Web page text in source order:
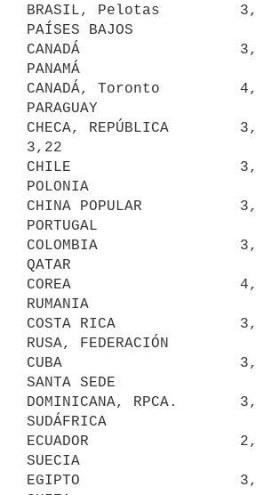
BRASIL, Pelotas
PAÍSES BAJOS
CANADÁ
PANAMÁ
CANADÁ, Toronto
PARAGUAY
CHECA, REPÚBLICA
3,22
CHILE
POLONIA
CHINA POPULAR
PORTUGAL
COLOMBIA
QATAR
COREA
RUMANIA
COSTA RICA
RUSA, FEDERACIÓN
CUBA
SANTA SEDE
DOMINICANA, RPCA.
SUDÁFRICA
ECUADOR
SUECIA
EGIPTO